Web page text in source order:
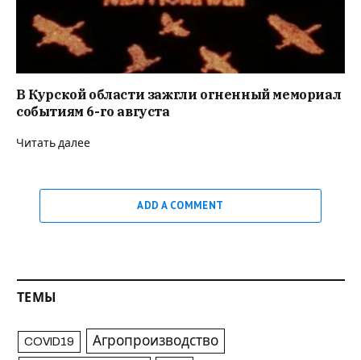
В Курской области зажгли огненный мемориал
событиям 6-го августа
Читать далее
ADD A COMMENT
ТЕМЫ
COVID19 Агропроизводство